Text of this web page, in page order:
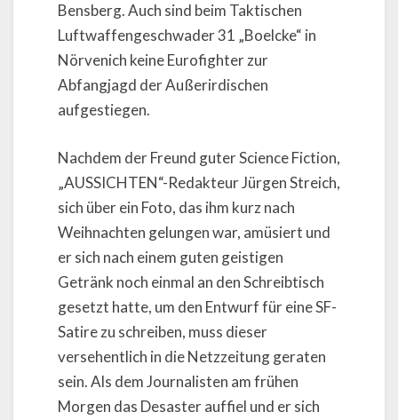
Bensberg. Auch sind beim Taktischen
Luftwaffengeschwader 31 „Boelcke“ in
Nörvenich keine Eurofighter zur
Abfangjagd der Außerirdischen
aufgestiegen.
Nachdem der Freund guter Science Fiction,
„AUSSICHTEN“-Redakteur Jürgen Streich,
sich über ein Foto, das ihm kurz nach
Weihnachten gelungen war, amüsiert und
er sich nach einem guten geistigen
Getränk noch einmal an den Schreibtisch
gesetzt hatte, um den Entwurf für eine SF-
Satire zu schreiben, muss dieser
versehentlich in die Netzzeitung geraten
sein. Als dem Journalisten am frühen
Morgen das Desaster auffiel und er sich